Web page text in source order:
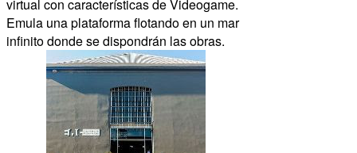
virtual con características de Videogame.
Emula una plataforma flotando en un mar
infinito donde se dispondrán las obras.